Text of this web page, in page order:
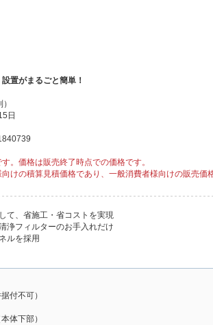
置がまるごと簡単！
日
。価格は販売終了時点での価格です。
けの積算見積価格であり、一般消費者様向けの販売価
て、省施工・省コストを実現
浄フィルターのお手入れだけ
ルを採用
付不可）
体下部）